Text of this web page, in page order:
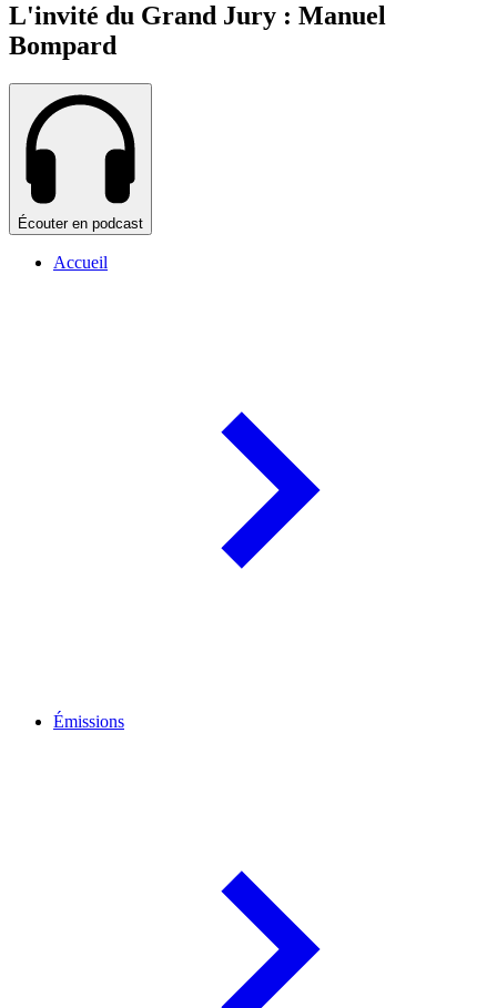
L'invité du Grand Jury : Manuel
Bompard
Écouter en podcast
Accueil
Émissions